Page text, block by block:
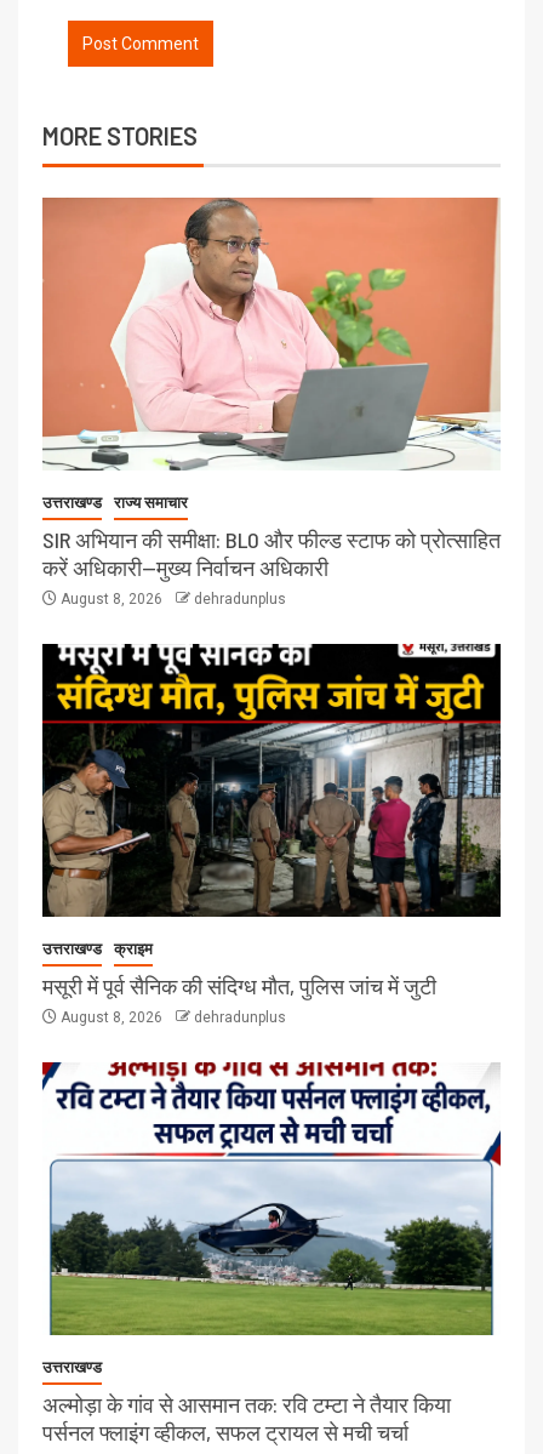
MORE STORIES
उत्तराखण्ड राज्य समाचार
SIR अभियान की समीक्षा: BLO और फील्ड स्टाफ को प्रोत्साहित
करें अधिकारी—मुख्य निर्वाचन अधिकारी
August 8, 2026 dehradunplus
उत्तराखण्ड क्राइम
मसूरी में पूर्व सैनिक की संदिग्ध मौत, पुलिस जांच में जुटी
August 8, 2026 dehradunplus
उत्तराखण्ड
अल्मोड़ा के गांव से आसमान तक: रवि टम्टा ने तैयार किया
पर्सनल फ्लाइंग व्हीकल, सफल ट्रायल से मची चर्चा